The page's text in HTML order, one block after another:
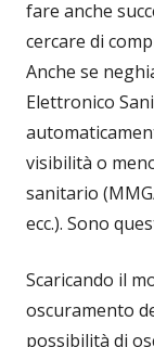
fare anche
cercare di
Anche se
Elettronico
visibilità o
sanitario
ecc.). Sono
Scaricando il
oscuramento
possibilità di